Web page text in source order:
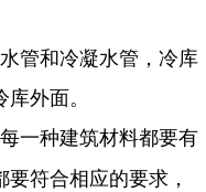
管和冷凝水管，冷库
外面。
一种建筑材料都要有
符合相应的要求，